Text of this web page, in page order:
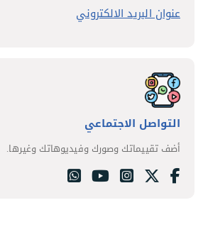
عنوان البريد الالكتروني
التواصل الاجتماعي
أضف تقييماتك وصورك وفيديوهاتك وغيرها.